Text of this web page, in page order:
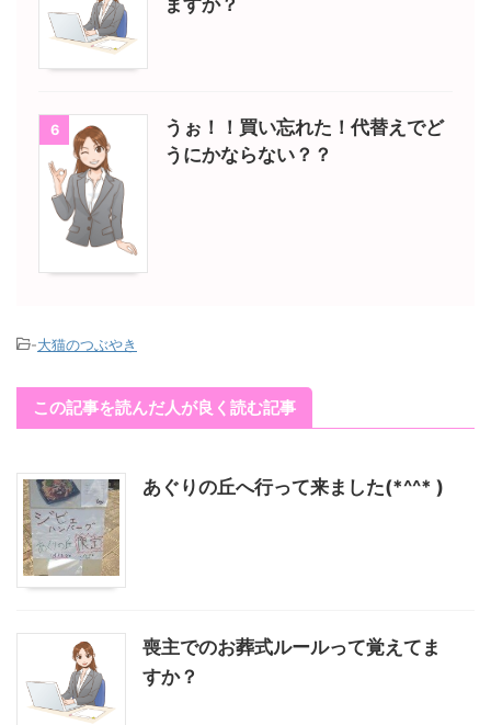
6
うぉ！！買い忘れた！代替えでど
うにかならない？？
-大猫のつぶやき
この記事を読んだ人が良く読む記事
あぐりの丘へ行って来ました(*^^* )
喪主でのお葬式ルールって覚えてま
すか？